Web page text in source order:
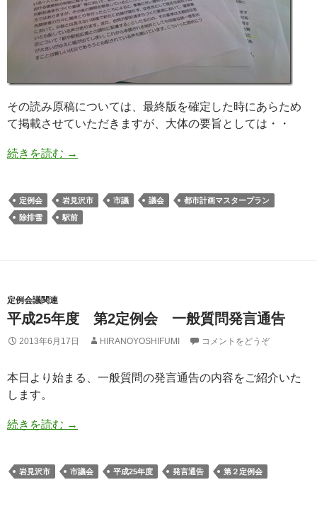
その読み原稿については、最終版を確定した時にあらため
て掲載させていただきますが、大体の要旨としては・・
続きを読む →
定例会 岩見沢市 市議 議会
都市計画マスタープラン
除排雪
駅前
定例会議関連
平成25年度 第2定例会 一般質問発言通告
2013年6月17日 HIRANOYOSHIFUMI コメントをどうぞ
本日より始まる、一般質問の発言通告の内容をご紹介いた
します。
続きを読む →
岩見沢市 市議会 平成25年度 発言通告 第２定例会